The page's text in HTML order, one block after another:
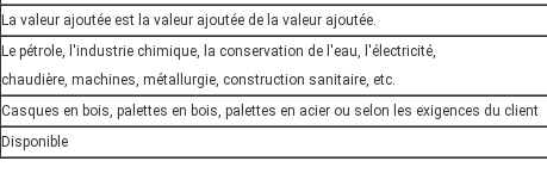
La valeur ajoutée est la valeur ajoutée de la valeur ajoutée.
Le pétrole, l'industrie chimique, la conservation de l'eau, l'électricité,
chaudière, machines, métallurgie, construction sanitaire, etc.
Casques en bois, palettes en bois, palettes en acier ou selon les exigences du client
Disponible